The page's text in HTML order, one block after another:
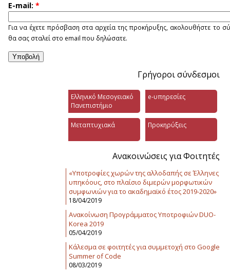
E-mail: *
Για να έχετε πρόσβαση στα αρχεία της προκήρυξης, ακολουθήστε το
θα σας σταλεί στο email που δηλώσατε.
Γρήγοροι σύνδεσμοι
Ελληνικό Μεσογειακό
Πανεπιστήμιο
e-υπηρεσίες
Μεταπτυχιακά Προκηρύξεις
Ανακοινώσεις για Φοιτητές
«Υποτροφίες χωρών της αλλοδαπής σε Έλληνες
υπηκόους, στο πλαίσιο διμερών μορφωτικών
συμφωνιών για το ακαδημαϊκό έτος 2019-2020»
18/04/2019
Ανακοίνωση Προγράμματος Υποτροφιών DUO-
Korea 2019
05/04/2019
Κάλεσμα σε φοιτητές για συμμετοχή στο Google
Summer of Code
08/03/2019